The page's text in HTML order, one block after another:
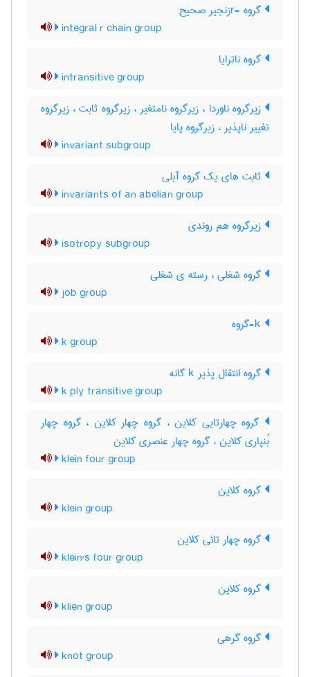
گروه -rزنجیر صحیح
integral r chain group
گروه ناترایا
intransitive group
زیرگروه ناوردا ، زیرگروه نامتغیر ، زیرگروه ثابت ، زیرگروه
تغییر ناپذیر ، زیرگروه پایا
invariant subgroup
ثابت های یک گروه آبلی
invariants of an abelian group
زیرگروه هم روندی
isotropy subgroup
گروه شغلی ، رسته ی شغلی
job group
k group
گروه انتقال پذیر k گانه
k ply transitive group
گروه چهارتایی کلاین ، گروه چهار کلاین ، گروه چهار
بُنپاری کلاین ، گروه چهار عنصری کلاین
klein four group
گروه کلاین
klein group
گروه چهار تائی کلاین
klein's four group
گروه کلاین
klien group
گروه گرهی
knot group